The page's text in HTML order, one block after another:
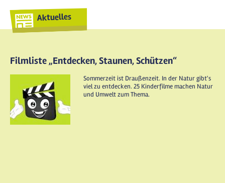
Aktuelles
Filmliste „Entdecken, Staunen, Schützen“
Sommerzeit ist Draußenzeit. In der Natur gibt's
viel zu entdecken. 25 Kinderfilme machen Natur
und Umwelt zum Thema.